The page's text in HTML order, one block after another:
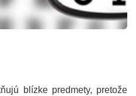
blízke predmety, pretože